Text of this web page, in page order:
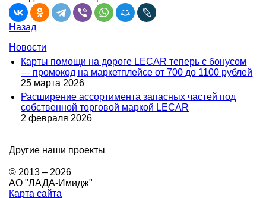
Назад
Новости
Карты помощи на дороге LECAR теперь с бонусом
— промокод на маркетплейсе от 700 до 1100 рублей
25 марта 2026
Расширение ассортимента запасных частей под
собственной торговой маркой LECAR
2 февраля 2026
Другие наши проекты
© 2013 – 2026
АО "ЛАДА-Имидж"
Карта сайта